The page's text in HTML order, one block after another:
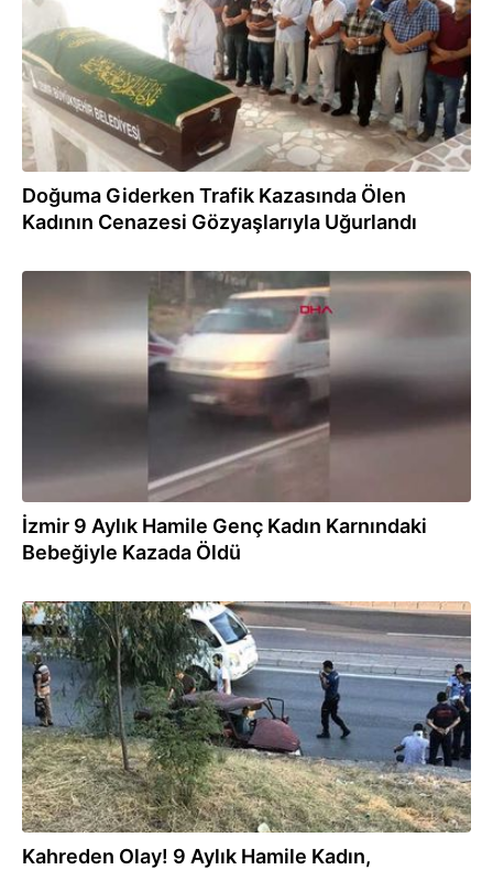
Doğuma Giderken Trafik Kazasında Ölen
Kadının Cenazesi Gözyaşlarıyla Uğurlandı
İzmir 9 Aylık Hamile Genç Kadın Karnındaki
Bebeğiyle Kazada Öldü
11.09.2018
Kahreden Olay! 9 Aylık Hamile Kadın,